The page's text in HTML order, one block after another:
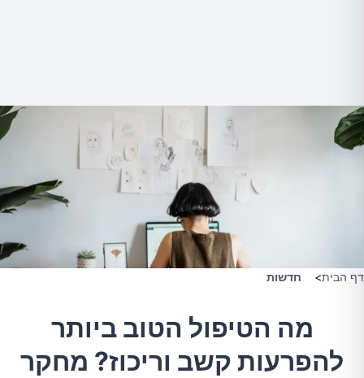
דף הבית> חדשות
מה הטיפול הטוב ביותר
להפרעות קשב וריכוז? מחקר